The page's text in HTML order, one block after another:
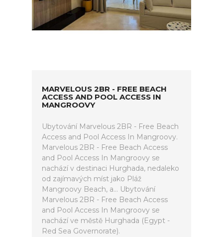
MARVELOUS 2BR - FREE BEACH
ACCESS AND POOL ACCESS IN
MANGROOVY
Ubytování Marvelous 2BR - Free Beach
Access and Pool Access In Mangroovy.
Marvelous 2BR - Free Beach Access
and Pool Access In Mangroovy se
nachází v destinaci Hurghada, nedaleko
od zajímavých míst jako Pláž
Mangroovy Beach, a... Ubytování
Marvelous 2BR - Free Beach Access
and Pool Access In Mangroovy se
nachází ve městě Hurghada (Egypt -
Red Sea Governorate).